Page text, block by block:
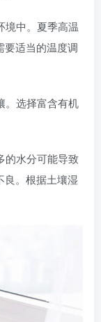
境中。夏季高温
要适当的温度调
。选择富含有机
的水分可能导致
良。根据土壤湿